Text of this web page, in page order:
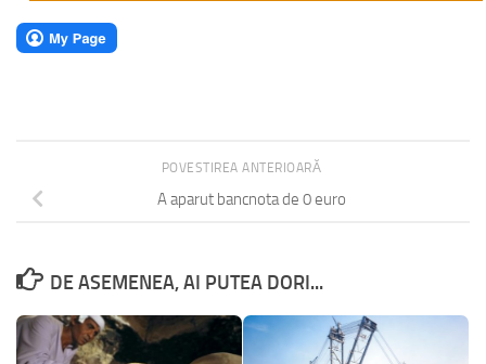
POVESTIREA ANTERIOARĂ
A aparut bancnota de 0 euro
DE ASEMENEA, AI PUTEA DORI...